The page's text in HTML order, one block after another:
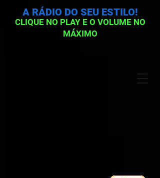
CLIQUE NO PLAY E O VOLUME NO
MÁXIMO
A RÁDIO DO SEU ESTILO!